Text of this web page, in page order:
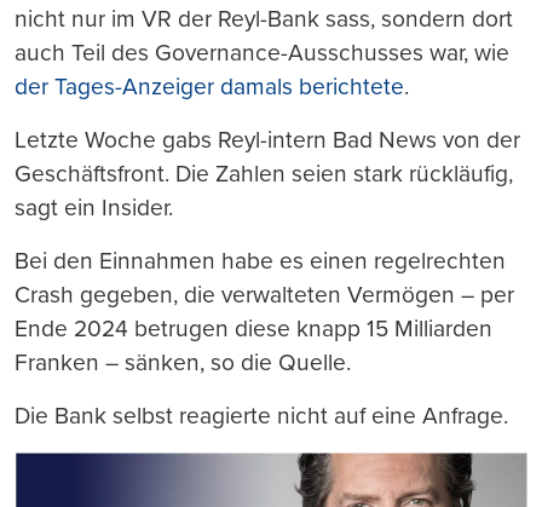
nicht nur im VR der Reyl-Bank sass, sondern dort
auch Teil des Governance-Ausschusses war, wie
der Tages-Anzeiger damals berichtete.
Letzte Woche gabs Reyl-intern Bad News von der
Geschäftsfront. Die Zahlen seien stark rückläufig,
sagt ein Insider.
Bei den Einnahmen habe es einen regelrechten
Crash gegeben, die verwalteten Vermögen – per
Ende 2024 betrugen diese knapp 15 Milliarden
Franken – sänken, so die Quelle.
Die Bank selbst reagierte nicht auf eine Anfrage.